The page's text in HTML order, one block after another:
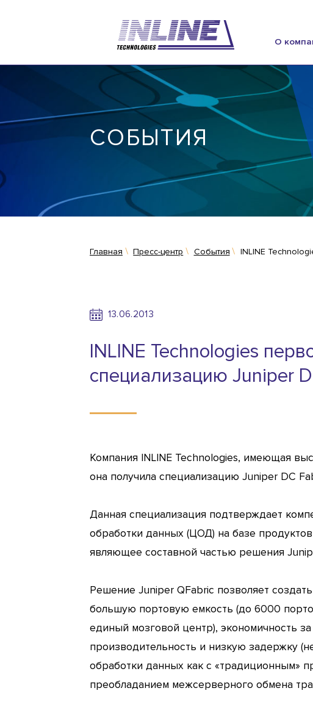
О
СОБЫТИЯ
Главная Пресс-центр События INLINE
13.06.2013
INLINE Technologies
специализацию Juniper
Компания INLINE Technologies, имеющая
она получила специализацию Juniper DC
Данная специализация подтверждает
обработки данных (ЦОД) на базе
являющее составной частью решения
Решение Juniper QFabric позволяет
большую портовую емкость (до 6000
единый мозговой центр), экономичность
производительность и низкую задержку
обработки данных как с «традиционным»
преобладанием межсерверного обмена